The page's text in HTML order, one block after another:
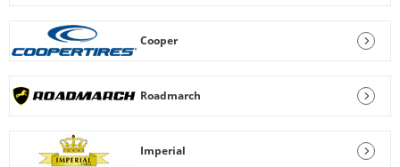
Cooper
Roadmarch
Imperial